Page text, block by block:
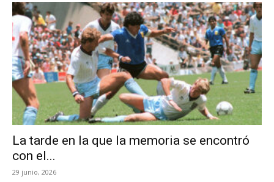
La tarde en la que la memoria se encontró
con el...
29 junio, 2026